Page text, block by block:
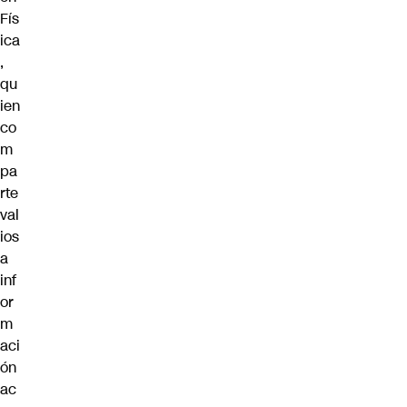
Fís
ica
,
qu
ien
co
m
pa
rte
val
ios
a
inf
or
m
aci
ón
ac